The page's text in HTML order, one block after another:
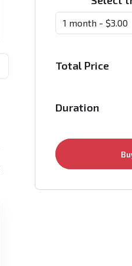
Total Price
Duration